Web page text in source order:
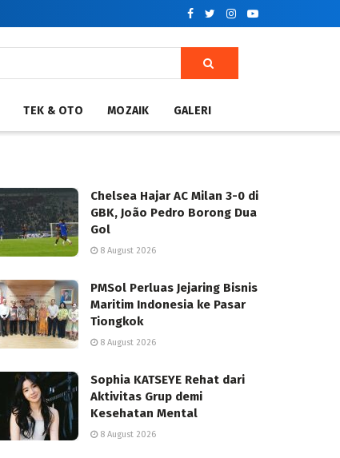
TEK & OTO MOZAIK GALERI
Chelsea Hajar AC Milan 3-0 di
GBK, João Pedro Borong Dua
Gol
8 August 2026
PMSol Perluas Jejaring Bisnis
Maritim Indonesia ke Pasar
Tiongkok
8 August 2026
Sophia KATSEYE Rehat dari
Aktivitas Grup demi
Kesehatan Mental
8 August 2026